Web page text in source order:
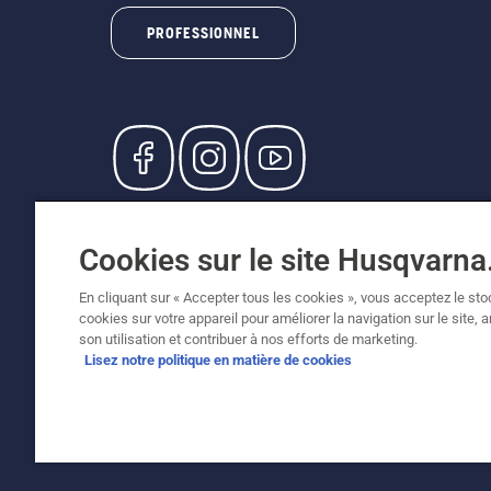
PROFESSIONNEL
© Husqvarna AB (publ). Tous droits
participants, prix en CHF, TVA 8,1 % et TAR
recommandés (TVA incluse), sauf si le produit
Politique relative aux cookies Conditions d'utilisation
Cookies sur le site
En cliquant sur « Accepter tous les cookies », vous acceptez le
cookies sur votre appareil pour améliorer la navigation sur le site,
son utilisation et contribuer à nos efforts de marketing.
Lisez notre politique en matière de cookies